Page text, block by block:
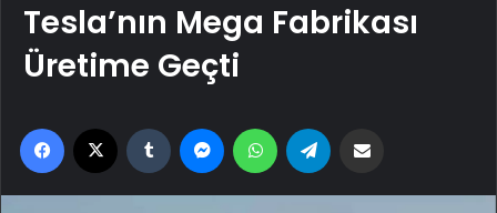
Tesla’nın Mega Fabrikası
Üretime Geçti
Facebook Tumblr MessengerWhatsApp